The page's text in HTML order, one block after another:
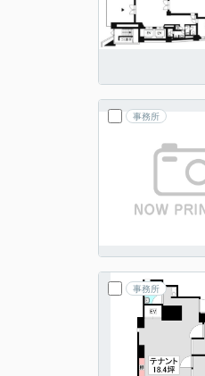
事務所
事務所